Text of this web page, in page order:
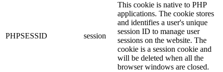
PHPSESSID session
This cookie is native to PHP
applications. The cookie stores
and identifies a user's unique
session ID to manage user
sessions on the website. The
cookie is a session cookie and
will be deleted when all the
browser windows are closed.